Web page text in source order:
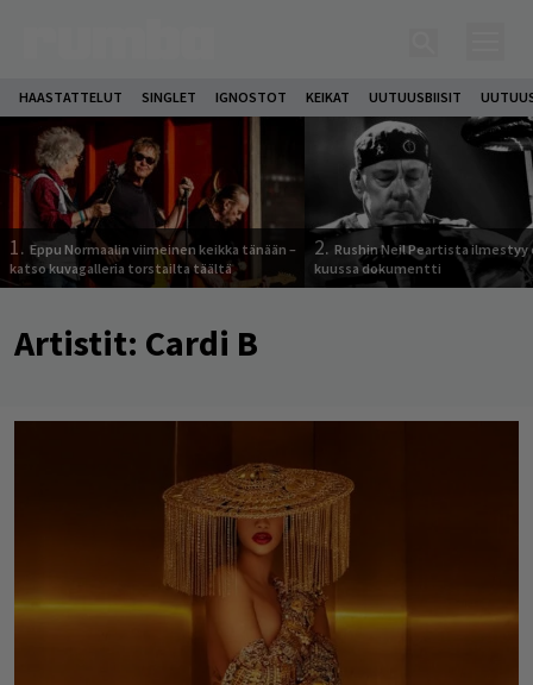
HAASTATTELUT SINGLET IGNOSTOT KEIKAT UUTUUSBIISIT
1. Eppu Normaalin viimeinen keikka tänään –
katso kuvagalleria torstailta täältä
2. Rushin Neil Peartista ilmestyy
kuussa dokumentti
Artistit: Cardi B